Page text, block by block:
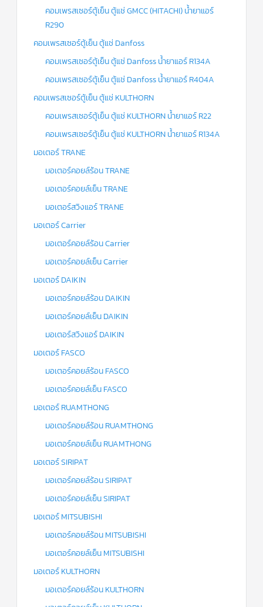
คอมเพรสเซอร์ตู้เย็น ตู้แช่ GMCC (HITACHI) น้ำยาแอร์
R290
คอมเพรสเซอร์ตู้เย็น ตู้แช่ Danfoss
คอมเพรสเซอร์ตู้เย็น ตู้แช่ Danfoss น้ำยาแอร์ R134A
คอมเพรสเซอร์ตู้เย็น ตู้แช่ Danfoss น้ำยาแอร์ R404A
คอมเพรสเซอร์ตู้เย็น ตู้แช่ KULTHORN
คอมเพรสเซอร์ตู้เย็น ตู้แช่ KULTHORN น้ำยาแอร์ R22
คอมเพรสเซอร์ตู้เย็น ตู้แช่ KULTHORN น้ำยาแอร์ R134A
มอเตอร์ TRANE
มอเตอร์คอยล์ร้อน TRANE
มอเตอร์คอยล์เย็น TRANE
มอเตอร์สวิงแอร์ TRANE
มอเตอร์ Carrier
มอเตอร์คอยล์ร้อน Carrier
มอเตอร์คอยล์เย็น Carrier
มอเตอร์ DAIKIN
มอเตอร์คอยล์ร้อน DAIKIN
มอเตอร์คอยล์เย็น DAIKIN
มอเตอร์สวิงแอร์ DAIKIN
มอเตอร์ FASCO
มอเตอร์คอยล์ร้อน FASCO
มอเตอร์คอยล์เย็น FASCO
มอเตอร์ RUAMTHONG
มอเตอร์คอยล์ร้อน RUAMTHONG
มอเตอร์คอยล์เย็น RUAMTHONG
มอเตอร์ SIRIPAT
มอเตอร์คอยล์ร้อน SIRIPAT
มอเตอร์คอยล์เย็น SIRIPAT
มอเตอร์ MITSUBISHI
มอเตอร์คอยล์ร้อน MITSUBISHI
มอเตอร์คอยล์เย็น MITSUBISHI
มอเตอร์ KULTHORN
มอเตอร์คอยล์ร้อน KULTHORN